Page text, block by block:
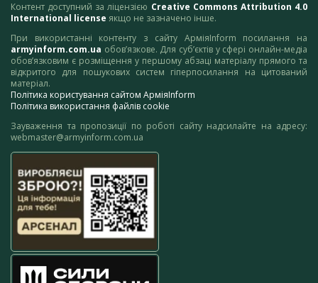
Контент доступний за ліцензією Creative Commons Attribution 4.0
International license якщо не зазначено інше.
При використанні контенту з сайту АрміяInform посилання на
armyinform.com.ua обов’язкове. Для суб’єктів у сфері онлайн-медіа
обов’язковим є розміщення у першому абзаці матеріалу прямого та
відкритого для пошукових систем гіперпосилання на цитований
матеріал.
Політика користування сайтом АрміяInform
Політика використання файлів cookie
Зауваження та пропозиції по роботі сайту надсилайте на адресу:
webmaster@armyinform.com.ua